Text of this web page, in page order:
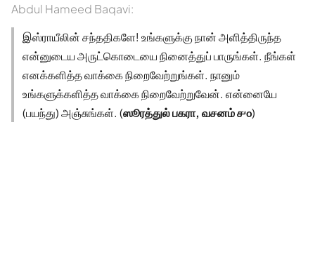
Abdul Hameed Baqavi:
இஸ்ராயீலின் சந்ததிகளே! உங்களுக்கு நான் அளித்திருந்த
என்னுடைய அருட்கொடையை நினைத்துப் பாருங்கள். நீங்கள்
எனக்களித்த வாக்கை நிறைவேற்றுங்கள். நானும்
உங்களுக்களித்த வாக்கை நிறைவேற்றுவேன். என்னையே
(பயந்து) அஞ்சுங்கள். (ஸூரத்துல் பகரா, வசனம் ௪௦)